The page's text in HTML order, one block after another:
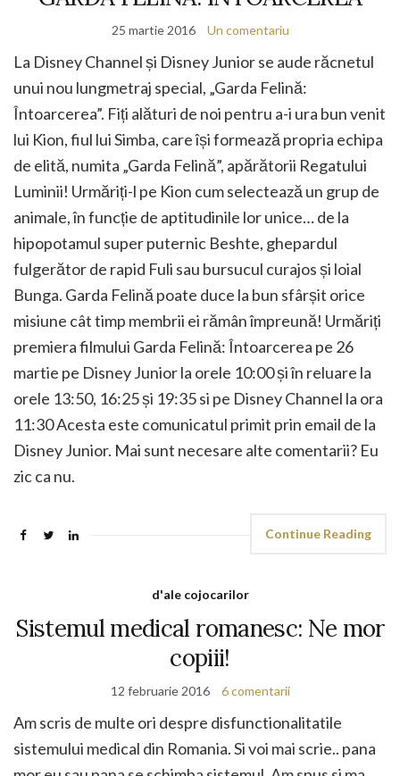
25 martie 2016 Un comentariu
La Disney Channel și Disney Junior se aude răcnetul
unui nou lungmetraj special, „Garda Felină:
Întoarcerea”. Fiți alături de noi pentru a-i ura bun venit
lui Kion, fiul lui Simba, care își formează propria echipa
de elită, numita „Garda Felină”, apărătorii Regatului
Luminii! Urmăriți-l pe Kion cum selectează un grup de
animale, în funcție de aptitudinile lor unice… de la
hipopotamul super puternic Beshte, ghepardul
fulgerător de rapid Fuli sau bursucul curajos și loial
Bunga. Garda Felină poate duce la bun sfârșit orice
misiune cât timp membrii ei rămân împreună! Urmăriți
premiera filmului Garda Felină: Întoarcerea pe 26
martie pe Disney Junior la orele 10:00 și în reluare la
orele 13:50, 16:25 și 19:35 si pe Disney Channel la ora
11:30 Acesta este comunicatul primit prin email de la
Disney Junior. Mai sunt necesare alte comentarii? Eu
zic ca nu.
Continue Reading
d'ale cojocarilor
Sistemul medical romanesc: Ne mor
copiii!
12 februarie 2016 6 comentarii
Am scris de multe ori despre disfunctionalitatile
sistemului medical din Romania. Si voi mai scrie.. pana